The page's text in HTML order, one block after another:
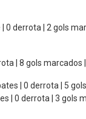
0 derrota | 2 gols
| 8 gols marcados
| 0 derrota | 5
| 0 derrota | 3 gols